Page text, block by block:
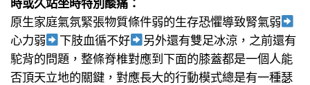
原生家庭氣氛緊張物質條件弱的生存恐懼導致腎氣弱
心力弱
下肢血循不好
另外還有雙足冰涼，之前還有
駝背的問題，整條脊椎對應到下面的膝蓋都是一個人能
否頂天立地的關鍵，對應長大的行動模式總是有一種瑟